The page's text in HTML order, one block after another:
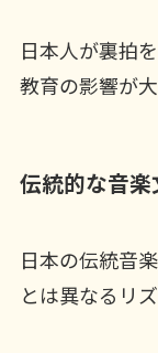
日本人が裏拍
教育の影響が
伝統的な音
日本の伝統音
とは異なるリ